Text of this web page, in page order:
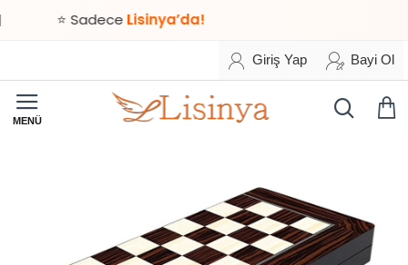
⭐ SadeceLisinya’da!
Giriş Yap Bayi Ol